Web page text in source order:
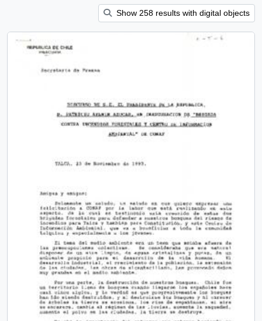
Show 258 results with digital objects